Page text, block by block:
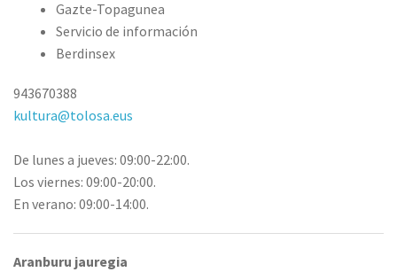
Gazte-Topagunea
Servicio de información
Berdinsex
943670388
kultura@tolosa.eus
De lunes a jueves: 09:00-22:00.
Los viernes: 09:00-20:00.
En verano: 09:00-14:00.
Aranburu jauregia